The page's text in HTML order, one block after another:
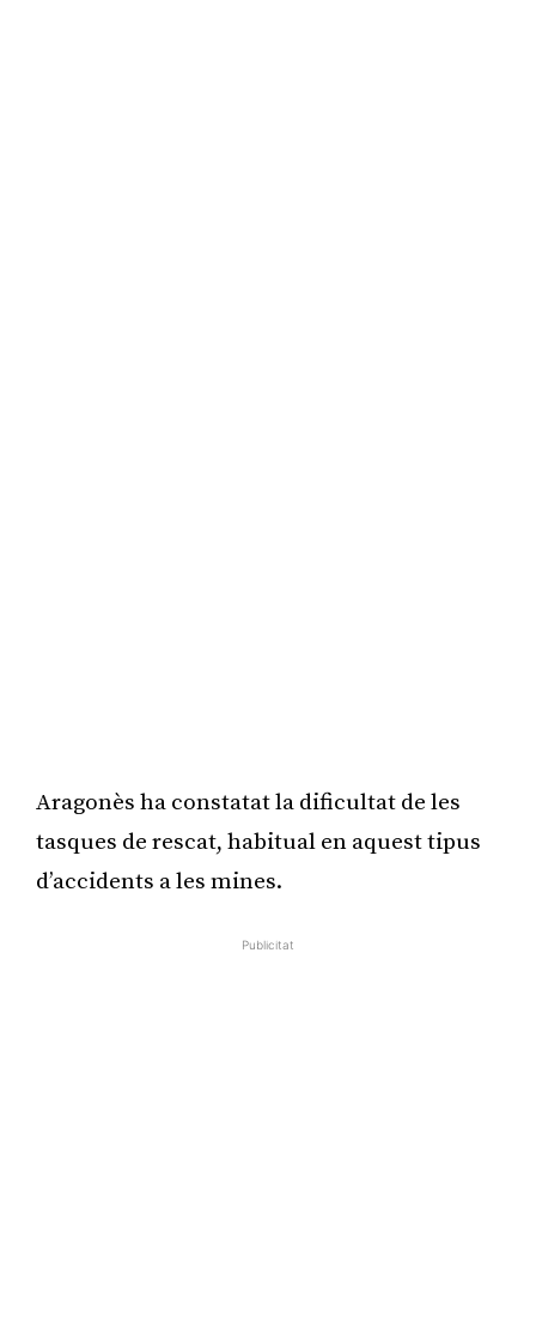
Aragonès ha constatat la dificultat de les
tasques de rescat, habitual en aquest tipus
d’accidents a les mines.
Publicitat